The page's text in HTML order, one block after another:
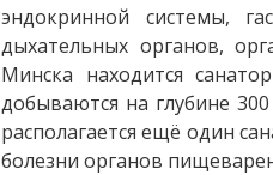
эндокринной системы,
дыхательных органов,
Минска находится
добываются на глубине
располагается ещё один
болезни органов